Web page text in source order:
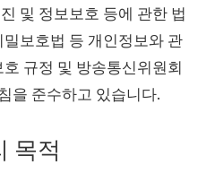
및 정보보호 등에 관한 법
보호법 등 개인정보와 관
규정 및 방송통신위원회
을 준수하고 있습니다.
목적